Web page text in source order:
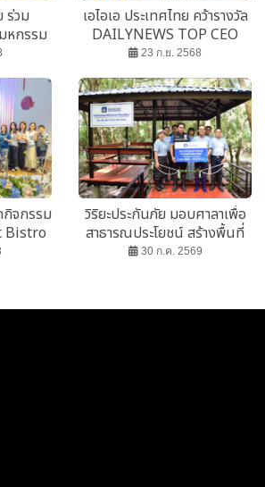
ร่วม
หกรรม
าชาด
เอไอเอ ประเทศไทย คว้ารางวัล
DAILYNEWS TOP CEO
2025
23 ก.ย. 2568
กิจกรรม
Bistro
สุขและ
วิริยะประกันภัย มอบศาลาเพื่อ
สาธารณประโยชน์ สร้างพื้นที่
เรียนรู้ป่าชายเลนบ้านห้วย
30 ก.ค. 2569